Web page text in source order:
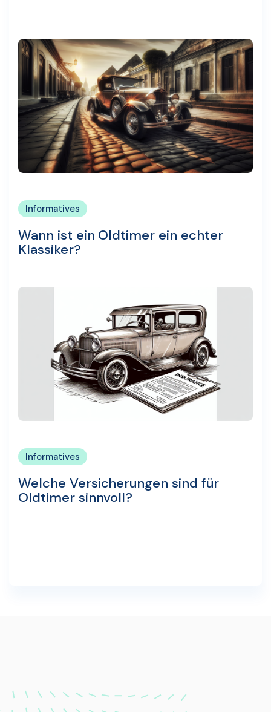
Informatives
Wann ist ein Oldtimer ein echter
Klassiker?
Informatives
Welche Versicherungen sind für
Oldtimer sinnvoll?